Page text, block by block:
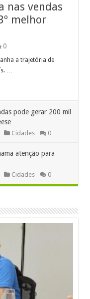
nas vendas
melhor
0
a trajetória de
…
pode gerar 200 mil
Cidades 0
atenção para
Cidades 0